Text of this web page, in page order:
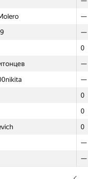
—
—
0
—
—
0
0
0
—
—
—
—
0
—
—
0
0
0
—
—